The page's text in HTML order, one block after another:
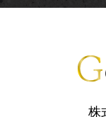
株